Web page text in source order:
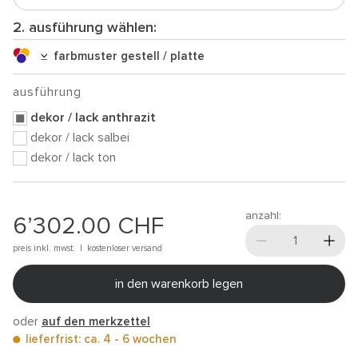
2. ausführung wählen:
farbmuster gestell / platte
ausführung
dekor / lack anthrazit
dekor / lack salbei
dekor / lack ton
6’302.00 CHF
preis inkl. mwst. | kostenloser versand
anzahl:
in den warenkorb legen
oder auf den merkzettel
lieferfrist: ca. 4 - 6 wochen